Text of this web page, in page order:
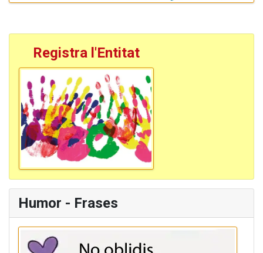
Registra l'Entitat
Humor - Frases